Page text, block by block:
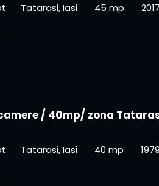
Tatarasi, Iasi 45 mp
/ 40mp/ zona
Tatarasi, Iasi 40 mp